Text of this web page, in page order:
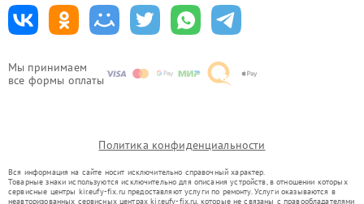
Мы принимаем
все формы оплаты
Политика конфиденциальности
Вся информация на сайте носит исключительно справочный характер.
Товарные знаки используются исключительно для описания устройств, в отношении которых
сервисные центры kir.eufy-fix.ru предоставляют услуги по ремонту. Услуги оказываются в
неавторизованных сервисных центрах kir.eufy-fix.ru, которые не связаны с правообладателями